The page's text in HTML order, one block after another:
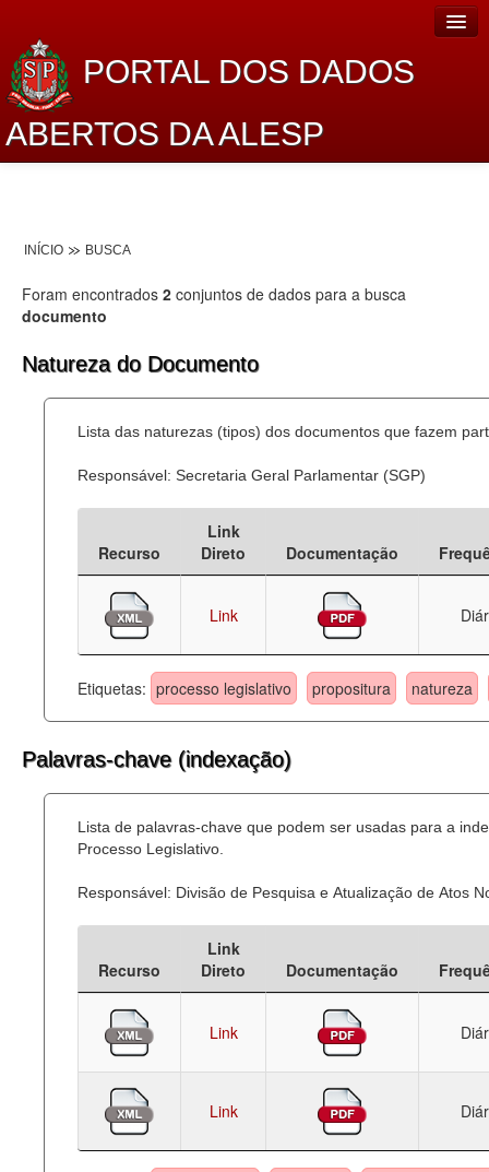
PORTAL DOS DADOS
ABERTOS DA ALESP
Lei de Acesso à Informação
Dados Governamentais Abertos
Planejamento
Catálogo de dados
Processo Legislativo
Administração
Legislação
Agenda
Perguntas frequentes
INÍCIO BUSCA
Foram encontrados 2 conjuntos de dados para a busca
documento
Natureza do Documento
Lista das naturezas (tipos) dos documentos que fazem
Responsável: Secretaria Geral Parlamentar (SGP)
Recurso
Link
Direto
Documentação
Link
Etiquetas: processo legislativo propositura natureza
Palavras-chave (indexação)
Lista de palavras-chave que podem ser usadas para a
Processo Legislativo.
Responsável: Divisão de Pesquisa e Atualização de Atos
Recurso
Link
Direto
Documentação
Link
Link